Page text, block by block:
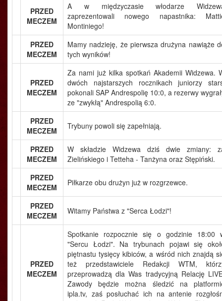
PRZED
MECZEM
A w międzyczasie włodarze
zaprezentowali nowego napastnika:
Montiniego!
PRZED
MECZEM
Mamy nadzieję, że pierwsza drużyna nawiąże
tych wyników!
PRZED
MECZEM
Za nami już kilka spotkań Akademii Widzewa.
dwóch najstarszych rocznikach juniorzy
pokonali SAP Andrespolię 10:0, a rezerwy
ze "zwykłą" Andrespolią 6:0.
PRZED
MECZEM
Trybuny powoli się zapełniają.
PRZED
MECZEM
W składzie Widzewa dziś dwie zmiany:
Zielińskiego i Tetteha - Tanżyna oraz Stępiński.
PRZED
MECZEM
Piłkarze obu drużyn już w rozgrzewce.
PRZED
MECZEM
Witamy Państwa z "Serca Łodzi"!
PRZED
MECZEM
Spotkanie rozpocznie się o godzinie 18:00
"Sercu Łodzi". Na trybunach pojawi się
piętnastu tysięcy kibiców, a wśród nich znajdą
też przedstawiciele Redakcji WTM,
przeprowadzą dla Was tradycyjną Relację
Zawody będzie można śledzić na
ipla.tv, zaś posłuchać ich na antenie